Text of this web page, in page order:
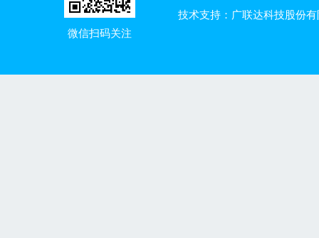
微信扫码关注
技术支持：广联达科技股份